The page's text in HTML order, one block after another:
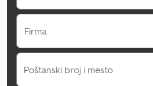
Firma
Poštanski broj i mesto